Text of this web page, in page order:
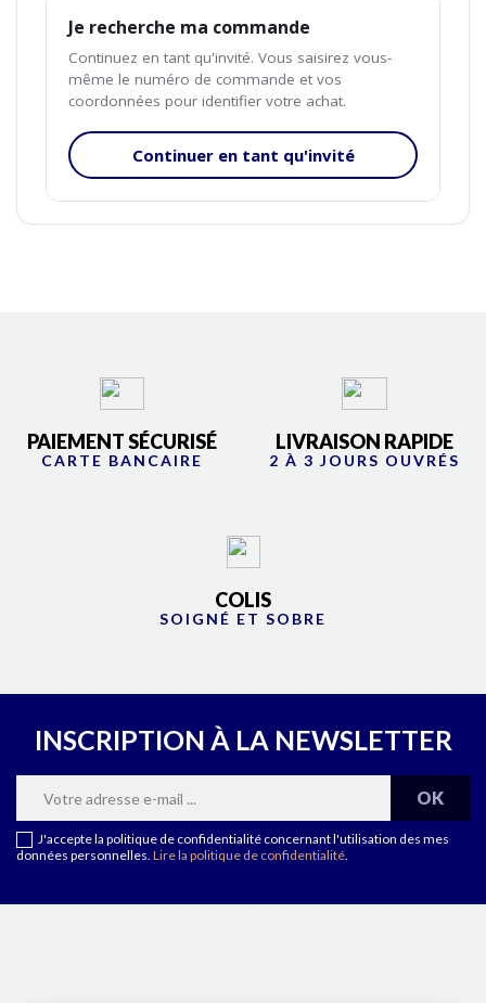
Je recherche ma commande
Continuez en tant qu'invité. Vous saisirez vous-
même le numéro de commande et vos
coordonnées pour identifier votre achat.
Continuer en tant qu'invité
PAIEMENT SÉCURISÉ
CARTE BANCAIRE
LIVRAISON RAPIDE
2 À 3 JOURS OUVRÉS
COLIS
SOIGNÉ ET SOBRE
INSCRIPTION À LA NEWSLETTER
J'accepte la politique de confidentialité concernant l'utilisation des mes
données personnelles. Lire la politique de confidentialité